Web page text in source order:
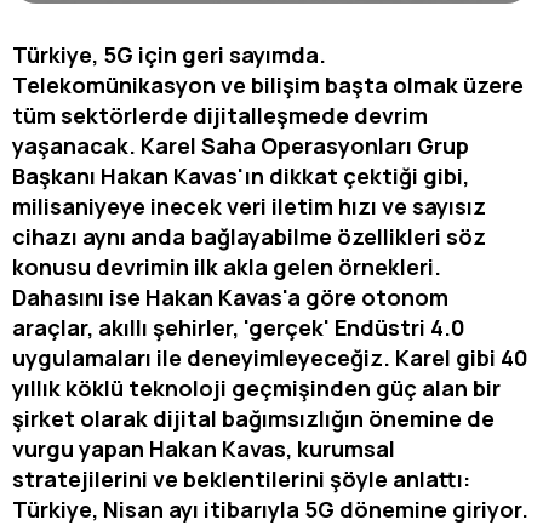
Türkiye, 5G için geri sayımda.
Telekomünikasyon ve bilişim başta olmak üzere
tüm sektörlerde dijitalleşmede devrim
yaşanacak. Karel Saha Operasyonları Grup
Başkanı Hakan Kavas'ın dikkat çektiği gibi,
milisaniyeye inecek veri iletim hızı ve sayısız
cihazı aynı anda bağlayabilme özellikleri söz
konusu devrimin ilk akla gelen örnekleri.
Dahasını ise Hakan Kavas'a göre otonom
araçlar, akıllı şehirler, 'gerçek' Endüstri 4.0
uygulamaları ile deneyimleyeceğiz. Karel gibi 40
yıllık köklü teknoloji geçmişinden güç alan bir
şirket olarak dijital bağımsızlığın önemine de
vurgu yapan Hakan Kavas, kurumsal
stratejilerini ve beklentilerini şöyle anlattı:
Türkiye, Nisan ayı itibarıyla 5G dönemine giriyor.